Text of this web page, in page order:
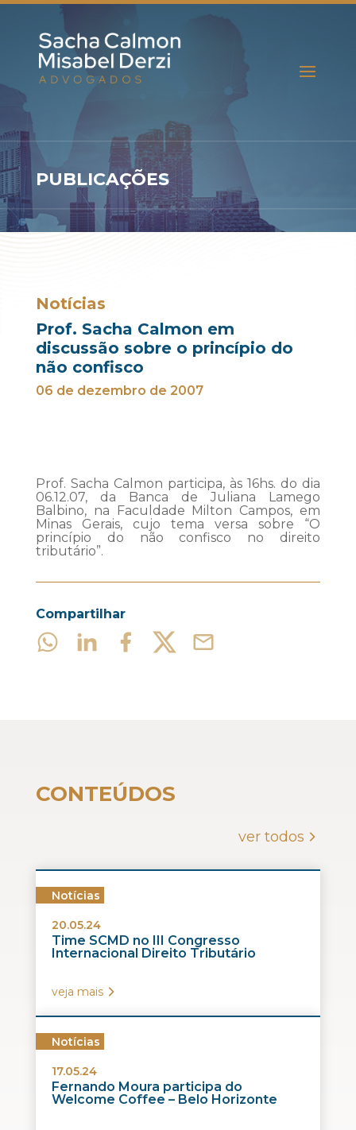
PUBLICAÇÕES
Notícias
Prof. Sacha Calmon em
discussão sobre o princípio do
não confisco
06 de dezembro de 2007
Prof. Sacha Calmon participa, às 16hs. do dia
06.12.07, da Banca de Juliana Lamego
Balbino, na Faculdade Milton Campos, em
Minas Gerais, cujo tema versa sobre “O
princípio do não confisco no direito
tributário”.
Compartilhar
CONTEÚDOS
ver todos
Notícias
20.05.24
Time SCMD no III Congresso
Internacional Direito Tributário
veja mais
Notícias
17.05.24
Fernando Moura participa do
Welcome Coffee – Belo Horizonte